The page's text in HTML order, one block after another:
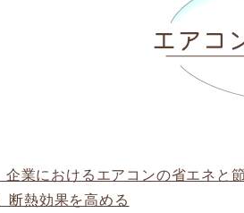
業におけるエアコンの省エネと節
断熱効果を高める